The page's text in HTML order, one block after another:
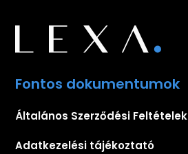
Fontos dokumentumok
Általános Szerződési Feltételek
Adatkezelési tájékoztató